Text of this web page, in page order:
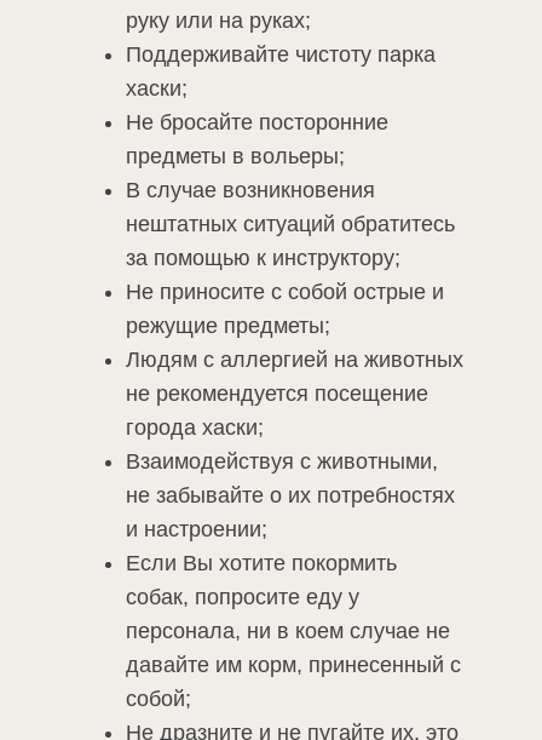
руку или на руках;
Поддерживайте чистоту парка
хаски;
Не бросайте посторонние
предметы в вольеры;
В случае возникновения
нештатных ситуаций обратитесь
за помощью к инструктору;
Не приносите с собой острые и
режущие предметы;
Людям с аллергией на животных
не рекомендуется посещение
города хаски;
Взаимодействуя с животными,
не забывайте о их потребностях
и настроении;
Если Вы хотите покормить
собак, попросите еду у
персонала, ни в коем случае не
давайте им корм, принесенный с
собой;
Не дразните и не пугайте их, это